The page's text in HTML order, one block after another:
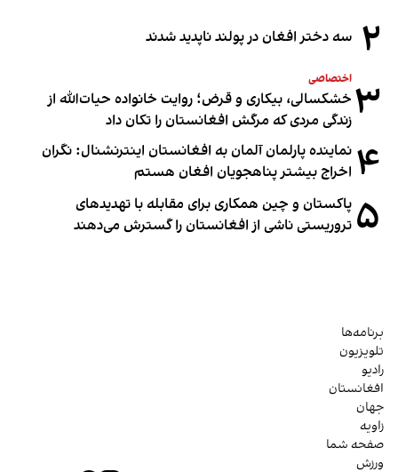
۲ سه دختر افغان در پولند ناپدید شدند
۳ اختصاصی
خشکسالی، بیکاری و قرض؛ روایت خانواده حیات‌الله از
زندگی مردی که مرگش افغانستان را تکان داد
۴ نماینده پارلمان آلمان به افغانستان اینترنشنال: نگران
اخراج بیشتر پناهجویان افغان هستم
۵ پاکستان و چین همکاری برای مقابله با تهدیدهای
تروریستی ناشی از افغانستان را گسترش می‌دهند
برنامه‌ها
تلویزیون
رادیو
افغانستان
جهان
زاویه
صفحه شما
ورزش